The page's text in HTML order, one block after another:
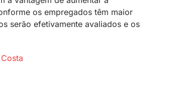
os empregados têm maior
serão efetivamente avaliados e os